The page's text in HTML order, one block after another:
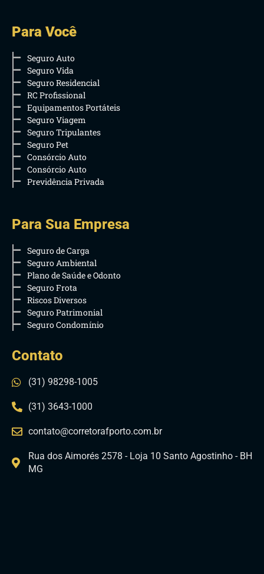
Para Você
Seguro Auto
Seguro Vida
Seguro Residencial
RC Profissional
Equipamentos Portáteis
Seguro Viagem
Seguro Tripulantes
Seguro Pet
Consórcio Auto
Consórcio Auto
Previdência Privada
Para Sua Empresa
Seguro de Carga
Seguro Ambiental
Plano de Saúde e Odonto
Seguro Frota
Riscos Diversos
Seguro Patrimonial
Seguro Condomínio
Contato
(31) 98298-1005
(31) 3643-1000
contato@corretorafporto.com.br
Rua dos Aimorés 2578 - Loja 10 Santo Agostinho - BH
MG